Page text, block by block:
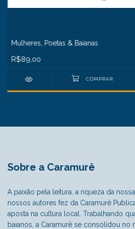
Mulheres, Poetas & Baianas
R$89,00
Sobre a Caramurê
A paixão pela leitura, a riqueza da
nossos autores fez da Caramurê
aposta na cultura local. Trabalhando
baianos, a Caramurê se consolidou no